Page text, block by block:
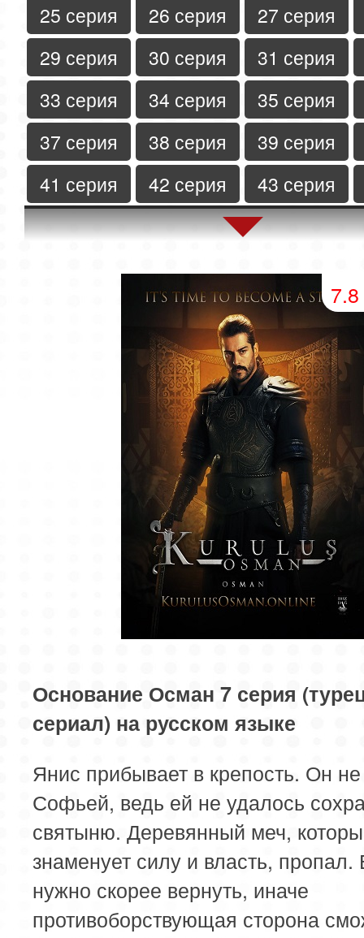
25 серия
26 серия
27 серия
29 серия
30 серия
31 серия
33 серия
34 серия
35 серия
37 серия
38 серия
39 серия
41 серия
42 серия
43 серия
45 серия
46 серия
47 серия
50 серия
51 серия
54 серия
55 серия
58 серия
59 серия
62 серия
63 серия
66 серия
67 серия
70 серия
71 серия
74 серия
75 серия
78 серия
79 серия
82 серия
83 серия
7.8
Основание Осман 7 серия
сериал) на русском языке
Янис прибывает в крепость. Он
Софьей, ведь ей не удалось
святыню. Деревянный меч,
знаменует силу и власть, пропал.
нужно скорее вернуть, иначе
противоборствующая сторона